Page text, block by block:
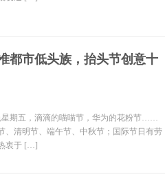
都市低头族，抬头节创意十
星期五，滴滴的喵喵节，华为的花粉节……
、清明节、端午节、中秋节；国际节日有劳
衷于 […]